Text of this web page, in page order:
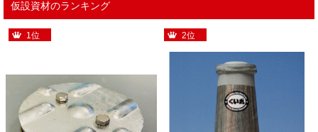
仮設資材のランキング
1位 2位